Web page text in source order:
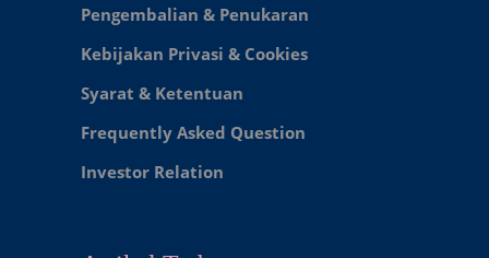
Pengembalian & Penukaran
Kebijakan Privasi & Cookies
Syarat & Ketentuan
Frequently Asked Question
Investor Relation